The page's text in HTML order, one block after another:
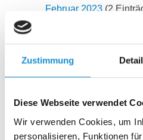
Zustimmung
Diese Webseite verwendet
Wir verwenden Cookies, um
personalisieren, Funktionen
Februar 2023 (2
2022
September 2022
(2
August 2022(2
Juni 2022 (2 Einträge)
Mai 2022(2 Einträge)
April 2022(2 Einträge)